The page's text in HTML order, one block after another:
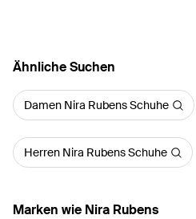
Ähnliche Suchen
Damen Nira Rubens Schuhe
Herren Nira Rubens Schuhe
Marken wie Nira Rubens